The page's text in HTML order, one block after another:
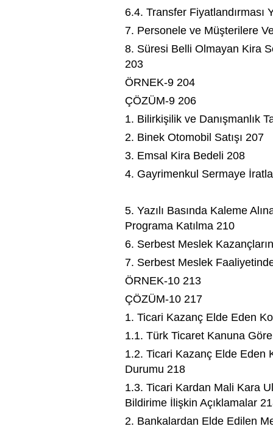
6.4. Transfer Fiyatlandırması
7. Personele ve Müşterilere
8. Süresi Belli Olmayan Kira
203
ÖRNEK-9 204
ÇÖZÜM-9 206
1. Bilirkişilik ve Danışmanlık
2. Binek Otomobil Satışı 207
3. Emsal Kira Bedeli 208
4. Gayrimenkul Sermaye
5. Yazılı Basında Kaleme
Programa Katılma 210
6. Serbest Meslek
7. Serbest Meslek
ÖRNEK-10 213
ÇÖZÜM-10 217
1. Ticari Kazanç Elde Eden
1.1. Türk Ticaret Kanuna
1.2. Ticari Kazanç Elde Eden
Durumu 218
1.3. Ticari Kardan Mali Kara
Bildirime İlişkin Açıklamalar
2. Bankalardan Elde Edilen